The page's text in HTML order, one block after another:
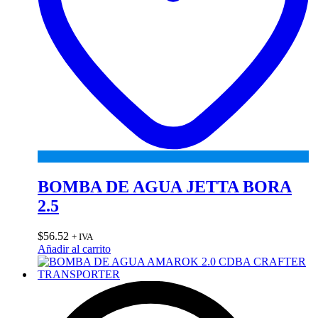
BOMBA DE AGUA JETTA BORA
2.5
$56.52 + IVA
Añadir al carrito